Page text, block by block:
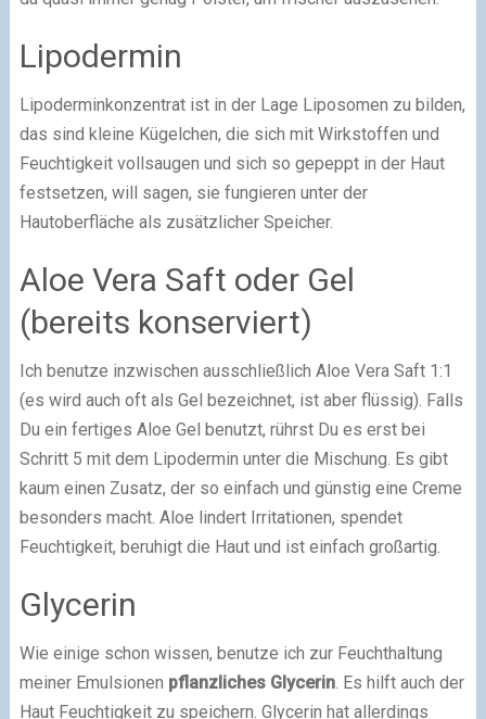
Lipodermin
Lipoderminkonzentrat ist in der Lage Liposomen zu bilden,
das sind kleine Kügelchen, die sich mit Wirkstoffen und
Feuchtigkeit vollsaugen und sich so gepeppt in der Haut
festsetzen, will sagen, sie fungieren unter der
Hautoberfläche als zusätzlicher Speicher.
Aloe Vera Saft oder Gel
(bereits konserviert)
Ich benutze inzwischen ausschließlich Aloe Vera Saft 1:1
(es wird auch oft als Gel bezeichnet, ist aber flüssig). Falls
Du ein fertiges Aloe Gel benutzt, rührst Du es erst bei
Schritt 5 mit dem Lipodermin unter die Mischung. Es gibt
kaum einen Zusatz, der so einfach und günstig eine Creme
besonders macht. Aloe lindert Irritationen, spendet
Feuchtigkeit, beruhigt die Haut und ist einfach großartig.
Glycerin
Wie einige schon wissen, benutze ich zur Feuchthaltung
meiner Emulsionen pflanzliches Glycerin. Es hilft auch der
Haut Feuchtigkeit zu speichern. Glycerin hat allerdings